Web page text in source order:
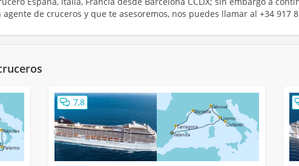
de cruceros y que te asesoremos, nos puedes llamar al +34 917
7,8